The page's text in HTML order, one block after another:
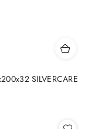
SILVERCARE